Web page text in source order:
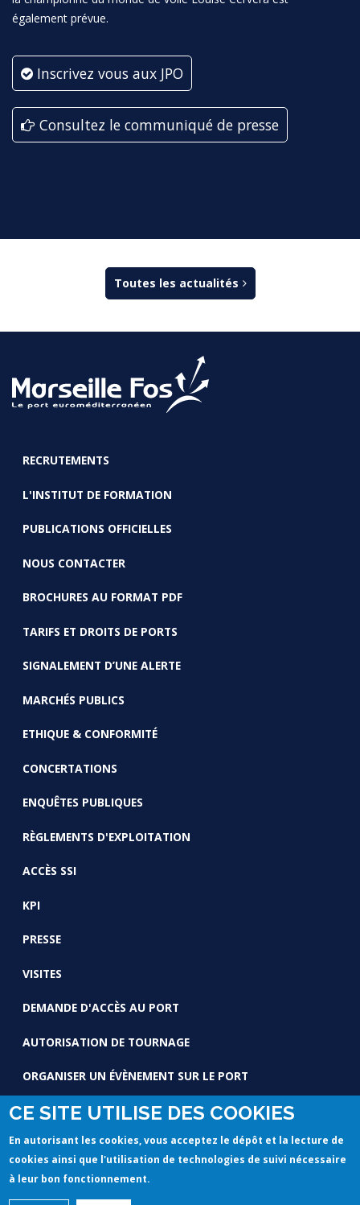
également prévue.
Inscrivez vous aux JPO
Consultez le communiqué de presse
Toutes les actualités
FOOTER
RECRUTEMENTS
L'INSTITUT DE FORMATION
PUBLICATIONS OFFICIELLES
NOUS CONTACTER
BROCHURES AU FORMAT PDF
TARIFS ET DROITS DE PORTS
SIGNALEMENT D’UNE ALERTE
MARCHÉS PUBLICS
ETHIQUE & CONFORMITÉ
CONCERTATIONS
ENQUÊTES PUBLIQUES
RÈGLEMENTS D'EXPLOITATION
ACCÈS SSI
KPI
PRESSE
VISITES
DEMANDE D'ACCÈS AU PORT
AUTORISATION DE TOURNAGE
ORGANISER UN ÉVÈNEMENT SUR LE PORT
CE SITE UTILISE DES COOKIES
En autorisant les cookies, vous acceptez le dépôt et la lecture de
cookies ainsi que l'utilisation de technologies de suivi nécessaire
à leur bon fonctionnement.